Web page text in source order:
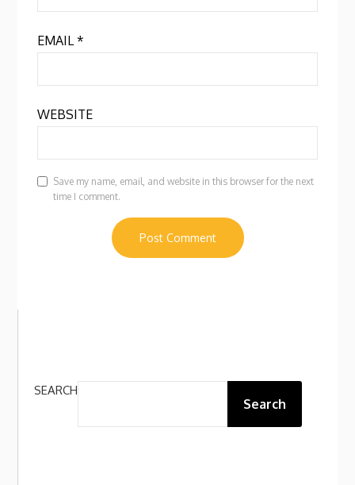
EMAIL*
WEBSITE
Save my name, email, and website in this browser for the next
time I comment.
SEARCH
Search